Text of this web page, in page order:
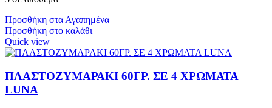
Προσθήκη στα Αγαπημένα
Προσθήκη στο καλάθι
Quick view
ΠΛΑΣΤΟΖΥΜΑΡΑΚΙ 60ΓΡ. ΣΕ 4 ΧΡΩΜΑΤΑ
LUNA